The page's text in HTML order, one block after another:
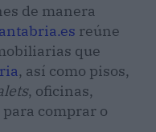
de manera
reúne
que
, así como pisos,
, oficinas,
comprar o